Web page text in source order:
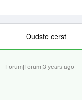
Oudste eerst
Forum|Forum|3 years ago